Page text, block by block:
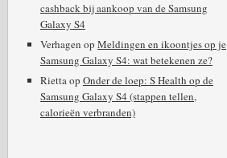
cashback bij aankoop van de Samsung
Galaxy S4
Verhagen op Meldingen en ikoontjes op je
Samsung Galaxy S4: wat betekenen ze?
Riettaop Onder de loep: S Health op de
Samsung Galaxy S4 (stappen tellen,
calorieën verbranden)